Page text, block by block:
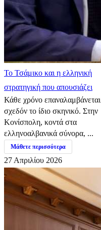
​Το Τσάμικο και η ελληνική
στρατηγική που απουσιάζει
Κάθε χρόνο επαναλαμβάνεται
σχεδόν το ίδιο σκηνικό. Στην
Κονίσπολη, κοντά στα
ελληνοαλβανικά σύνορα, ...
Μάθετε περισσότερα
27 Απριλίου 2026